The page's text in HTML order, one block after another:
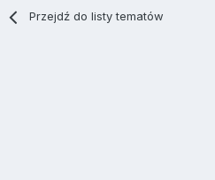
Przejdź do listy tematów